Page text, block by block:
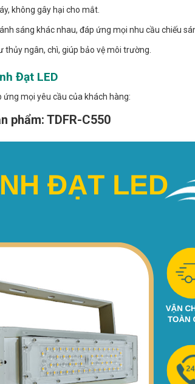
không gây hại cho mắt.
sáng khác nhau, đáp ứng mọi nhu cầu chiếu
thủy ngân, chì, giúp bảo vệ môi trường.
Đạt LED
ứng mọi yêu cầu của khách hàng:
phẩm: TDFR-C550